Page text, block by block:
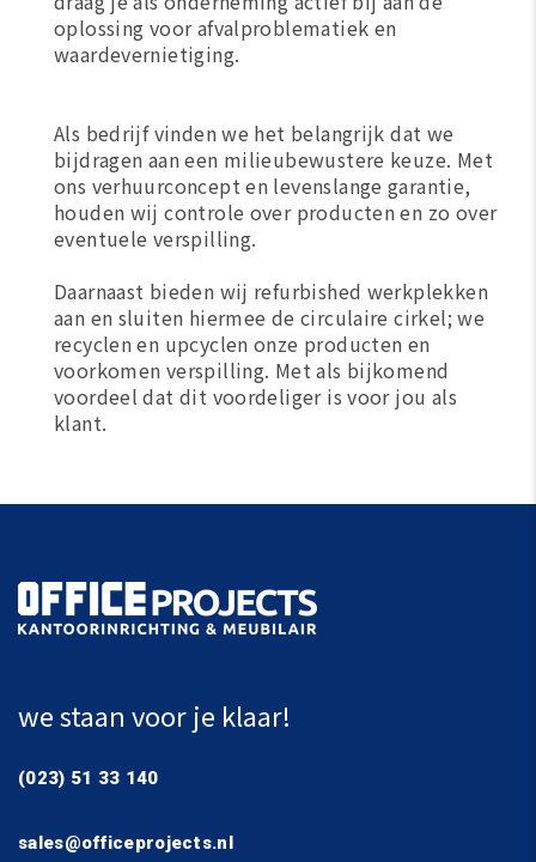
oplossing voor afvalproblematiek en
waardevernietiging.
Als bedrijf vinden we het belangrijk dat we
bijdragen aan een milieubewustere keuze. Met
ons verhuurconcept en levenslange garantie,
houden wij controle over producten en zo over
eventuele verspilling.
Daarnaast bieden wij refurbished werkplekken
aan en sluiten hiermee de circulaire cirkel; we
recyclen en upcyclen onze producten en
voorkomen verspilling. Met als bijkomend
voordeel dat dit voordeliger is voor jou als
klant.
we staan voor je klaar!
(023) 51 33 140
sales@officeprojects.nl